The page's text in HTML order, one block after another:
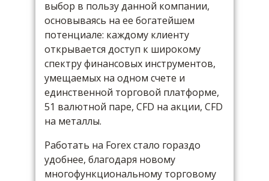
выбор в пользу данной компании,
основываясь на ее богатейшем
потенциале: каждому клиенту
открывается доступ к широкому
спектру финансовых инструментов,
умещаемых на одном счете и
единственной торговой платформе,
51 валютной паре, CFD на акции, CFD
на металлы.
Работать на Forex стало гораздо
удобнее, благодаря новому
многофункциональному торговому